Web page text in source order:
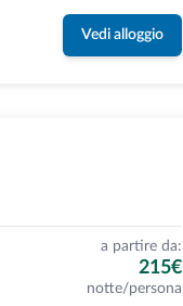
Vedi alloggio
a partire da:
215€
notte/persona